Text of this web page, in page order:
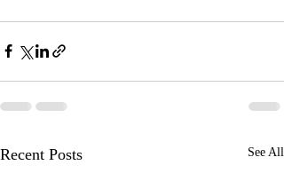
Recent Posts See All